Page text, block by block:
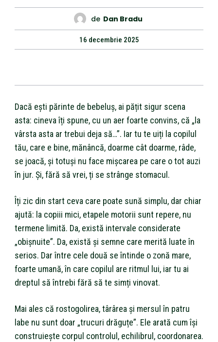
de Dan Bradu
16 decembrie 2025
Dacă ești părinte de bebeluș, ai pățit sigur scena
asta: cineva îți spune, cu un aer foarte convins, că „la
vârsta asta ar trebui deja să…”. Iar tu te uiți la copilul
tău, care e bine, mănâncă, doarme cât doarme, râde,
se joacă, și totuși nu face mișcarea pe care o tot auzi
în jur. Și, fără să vrei, ți se strânge stomacul.
Îți zic din start ceva care poate sună simplu, dar chiar
ajută: la copiii mici, etapele motorii sunt repere, nu
termene limită. Da, există intervale considerate
„obișnuite”. Da, există și semne care merită luate în
serios. Dar între cele două se întinde o zonă mare,
foarte umană, în care copilul are ritmul lui, iar tu ai
dreptul să întrebi fără să te simți vinovat.
Mai ales că rostogolirea, târârea și mersul în patru
labe nu sunt doar „trucuri drăguțe”. Ele arată cum își
construiește corpul controlul, echilibrul, coordonarea.